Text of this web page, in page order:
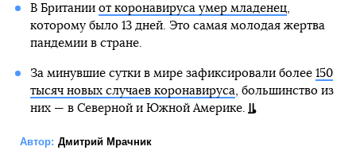
В Британии от коронавируса умер младенец,
которому было 13 дней. Это самая молодая жертва
пандемии в стране.
За минувшие сутки в мире зафиксировали более 150
тысяч новых случаев коронавируса, большинство из
них — в Северной и Южной Америке.
Автор: Дмитрий Мрачник